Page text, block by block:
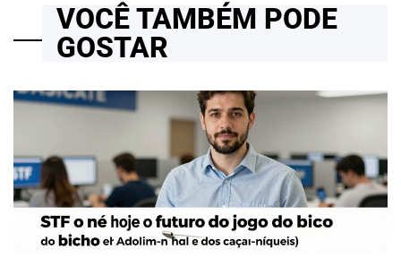
VOCÊ TAMBÉM PODE
GOSTAR